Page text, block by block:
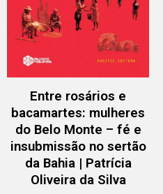
Entre rosários e
bacamartes: mulheres
do Belo Monte – fé e
insubmissão no sertão
da Bahia | Patrícia
Oliveira da Silva